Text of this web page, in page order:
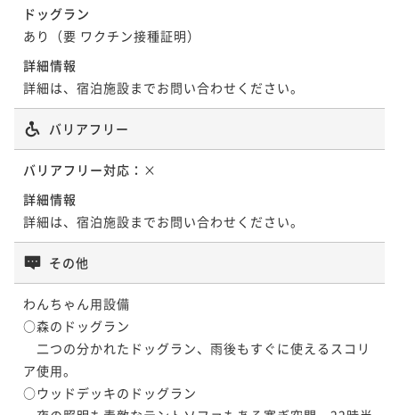
ドッグラン
あり（要 ワクチン接種証明）
詳細情報
詳細は、宿泊施設までお問い合わせください。
バリアフリー
バリアフリー対応： ×
詳細情報
詳細は、宿泊施設までお問い合わせください。
その他
わんちゃん用設備
○森のドッグラン
二つの分かれたドッグラン、雨後もすぐに使えるスコリ
ア使用。
○ウッドデッキのドッグラン